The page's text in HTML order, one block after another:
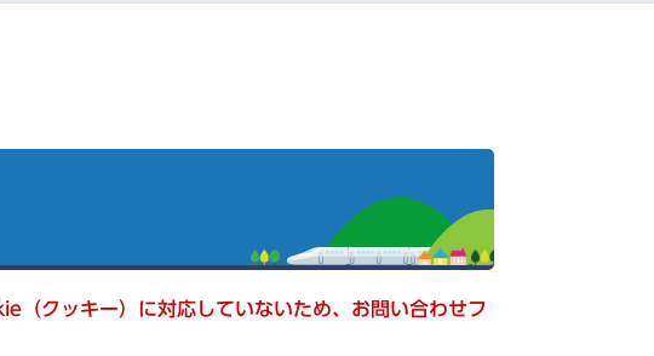
（クッキー）に対応していないため、お問い合わせフ